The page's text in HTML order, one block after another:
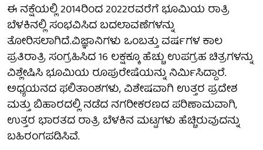
ಈ ನಕ್ಷೆಯಲ್ಲಿ 2014ರಿಂದ 2022ರವರೆಗೆ ಭೂಮಿಯ ರಾತ್ರಿ
ಬೆಳಕಿನಲ್ಲಿ ಸಂಭವಿಸಿದ ಬದಲಾವಣೆಗಳನ್ನು
ತೋರಿಸಲಾಗಿದೆ.ವಿಜ್ಞಾನಿಗಳು ಒಂಬತ್ತು ವರ್ಷಗಳ ಕಾಲ
ಪ್ರತಿರಾತ್ರಿ ಸಂಗ್ರಹಿಸಿದ 16 ಲಕ್ಷಕ್ಕೂ ಹೆಚ್ಚು ಉಪಗ್ರಹ ಚಿತ್ರಗಳನ್ನು
ವಿಶ್ಲೇಷಿಸಿ ಭೂಮಿಯ ರೂಪುರೇಷೆಯನ್ನು ನಿರ್ಮಿಸಿದ್ದಾರೆ.
ಅಧ್ಯಯನದ ಫಲಿತಾಂಶಗಳು, ವಿಶೇಷವಾಗಿ ಉತ್ತರ ಪ್ರದೇಶ
ಮತ್ತು ಬಿಹಾರದಲ್ಲಿ ನಡೆದ ನಗರೀಕರಣದ ಪರಿಣಾಮವಾಗಿ,
ಉತ್ತರ ಭಾರತದ ರಾತ್ರಿ ಬೆಳಕಿನ ಮಟ್ಟಗಳು ಹೆಚ್ಚಿರುವುದನ್ನು
ಬಹಿರಂಗಪಡಿಸಿವೆ.